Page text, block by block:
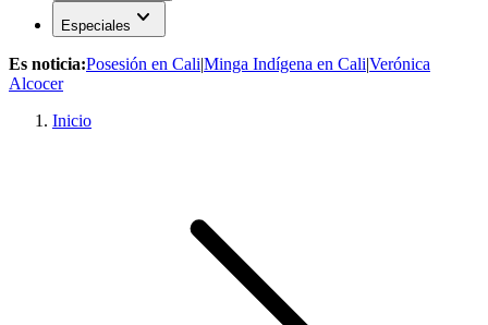
Especiales expand_more
Es noticia:Posesión en Cali|Minga Indígena en Cali|Verónica
Alcocer
Inicio